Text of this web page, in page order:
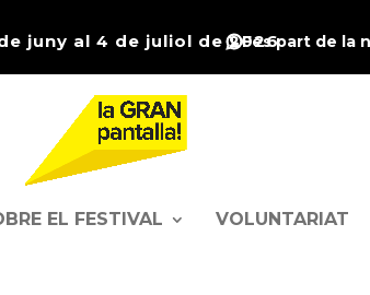
juny al 4 de juliol de 2026Fes part de la
EL FESTIVAL VOLUNTARIAT